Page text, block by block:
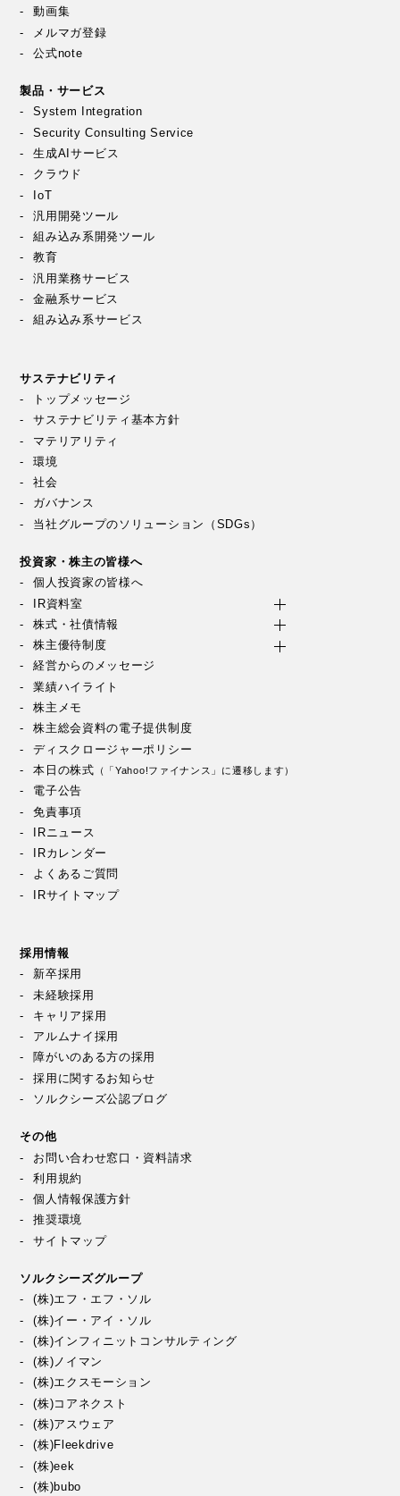
動画集
メルマガ登録
公式note
製品・サービス
System Integration
Security Consulting Service
生成AIサービス
クラウド
IoT
汎用開発ツール
組み込み系開発ツール
教育
汎用業務サービス
金融系サービス
組み込み系サービス
サステナビリティ
トップメッセージ
サステナビリティ基本方針
マテリアリティ
環境
社会
ガバナンス
当社グループのソリューション（SDGs）
投資家・株主の皆様へ
個人投資家の皆様へ
IR資料室
株式・社債情報
株主優待制度
経営からのメッセージ
業績ハイライト
株主メモ
株主総会資料の電子提供制度
ディスクロージャーポリシー
本日の株式 （「Yahoo!ファイナンス」に遷移します）
電子公告
免責事項
IRニュース
IRカレンダー
よくあるご質問
IRサイトマップ
採用情報
新卒採用
未経験採用
キャリア採用
アルムナイ採用
障がいのある方の採用
採用に関するお知らせ
ソルクシーズ公認ブログ
その他
お問い合わせ窓口・資料請求
利用規約
個人情報保護方針
推奨環境
サイトマップ
ソルクシーズグループ
(株)エフ・エフ・ソル
(株)イー・アイ・ソル
(株)インフィニットコンサルティング
(株)ノイマン
(株)エクスモーション
(株)コアネクスト
(株)アスウェア
(株)Fleekdrive
(株)eek
(株)bubo